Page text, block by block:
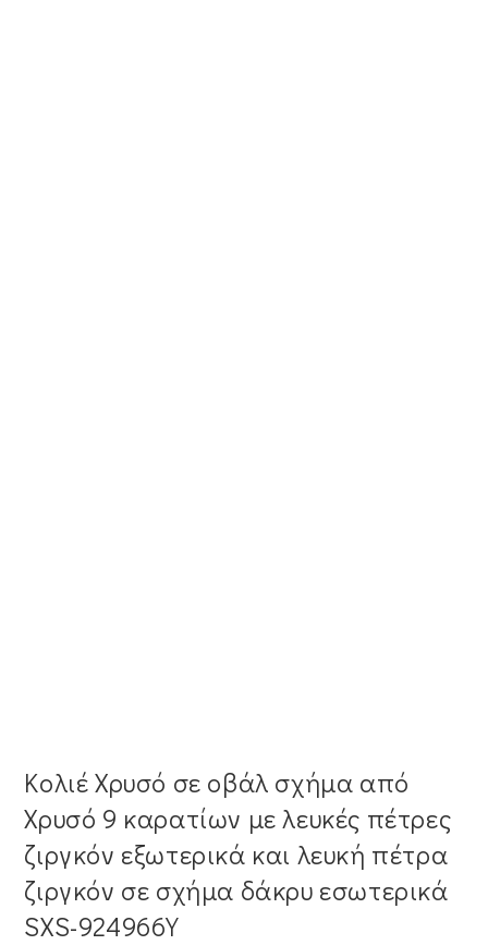
Κολιέ Χρυσό σε οβάλ σχήμα από
Χρυσό 9 καρατίων με λευκές πέτρες
ζιργκόν εξωτερικά και λευκή πέτρα
ζιργκόν σε σχήμα δάκρυ εσωτερικά
SXS-924966Y